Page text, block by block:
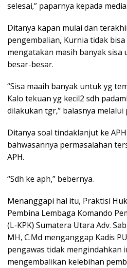
selesai,” paparnya kepada media.
Ditanya kapan mulai dan
pengembalian, Kurnia tidak
mengatakan masih banyak sisa
besar-besar.
“Sisa maaih banyak untuk yg
Kalo tekuan yg kecil2 sdh
dilakukan tgr,” balasnya melalui
Ditanya soal tindaklanjut ke
bahwasannya permasalahan
APH.
“Sdh ke aph,” bebernya.
Menanggapi hal itu, Praktisi
Pembina Lembaga Komando
(L-KPK) Sumatera Utara Adv.
MH, C.Md menganggap Kadis
pengawas tidak mengindahkan
mengembalikan kelebihan